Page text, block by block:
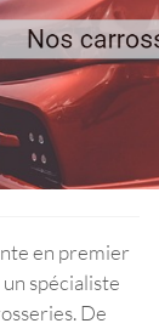
en premier
spécialiste
De